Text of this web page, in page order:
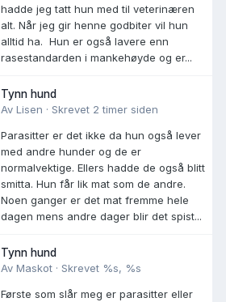
hadde jeg tatt hun med til veterinæren
alt. Når jeg gir henne godbiter vil hun
alltid ha. Hun er også lavere enn
rasestandarden i mankehøyde og er...
Tynn hund
Av Lisen · Skrevet 2 timer siden
Parasitter er det ikke da hun også lever
med andre hunder og de er
normalvektige. Ellers hadde de også blitt
smitta. Hun får lik mat som de andre.
Noen ganger er det mat fremme hele
dagen mens andre dager blir det spist...
Tynn hund
Av Maskot · Skrevet %s, %s
Første som slår meg er parasitter eller